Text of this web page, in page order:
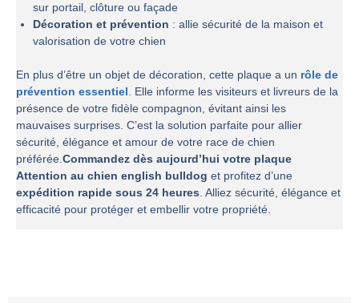
sur portail, clôture ou façade
Décoration et prévention : allie sécurité de la maison et
valorisation de votre chien
En plus d’être un objet de décoration, cette plaque a un rôle de
prévention essentiel. Elle informe les visiteurs et livreurs de la
présence de votre fidèle compagnon, évitant ainsi les
mauvaises surprises. C’est la solution parfaite pour allier
sécurité, élégance et amour de votre race de chien
préférée.Commandez dès aujourd’hui votre plaque
Attention au chien english bulldog et profitez d’une
expédition rapide sous 24 heures. Alliez sécurité, élégance et
efficacité pour protéger et embellir votre propriété.